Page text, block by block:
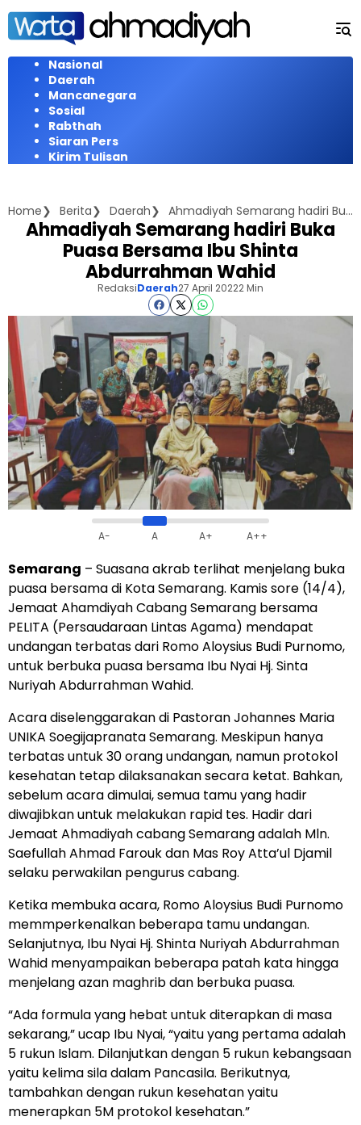
Langsung
konten
Nasional
Daerah
Mancanegara
Sosial
Rabthah
Siaran Pers
Kirim Tulisan
Home Berita Daerah Ahmadiyah Semarang hadiri Buka Puasa Bersama Ibu Shinta Abdurrahman Wahid
Ahmadiyah Semarang hadiri Buka
Puasa Bersama Ibu Shinta
Abdurrahman Wahid
RedaksiDaerah27 April 20222 Min
A- A A+ A++
Semarang – Suasana akrab terlihat menjelang buka
puasa bersama di Kota Semarang. Kamis sore (14/4),
Jemaat Ahamdiyah Cabang Semarang bersama
PELITA (Persaudaraan Lintas Agama) mendapat
undangan terbatas dari Romo Aloysius Budi Purnomo,
untuk berbuka puasa bersama Ibu Nyai Hj. Sinta
Nuriyah Abdurrahman Wahid.
Acara diselenggarakan di Pastoran Johannes Maria
UNIKA Soegijapranata Semarang. Meskipun hanya
terbatas untuk 30 orang undangan, namun protokol
kesehatan tetap dilaksanakan secara ketat. Bahkan,
sebelum acara dimulai, semua tamu yang hadir
diwajibkan untuk melakukan rapid tes. Hadir dari
Jemaat Ahmadiyah cabang Semarang adalah Mln.
Saefullah Ahmad Farouk dan Mas Roy Atta’ul Djamil
selaku perwakilan pengurus cabang.
Ketika membuka acara, Romo Aloysius Budi Purnomo
memmperkenalkan beberapa tamu undangan.
Selanjutnya, Ibu Nyai Hj. Shinta Nuriyah Abdurrahman
Wahid menyampaikan beberapa patah kata hingga
menjelang azan maghrib dan berbuka puasa.
“Ada formula yang hebat untuk diterapkan di masa
sekarang,” ucap Ibu Nyai, “yaitu yang pertama adalah
5 rukun Islam. Dilanjutkan dengan 5 rukun kebangsaan
yaitu kelima sila dalam Pancasila. Berikutnya,
tambahkan dengan rukun kesehatan yaitu
menerapkan 5M protokol kesehatan.”